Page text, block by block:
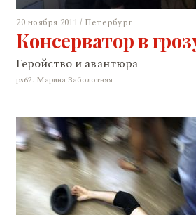
20 ноября 2011 / Петербург
Консерватор в
Геройство и авантюра
ps62. Марина Заболотняя